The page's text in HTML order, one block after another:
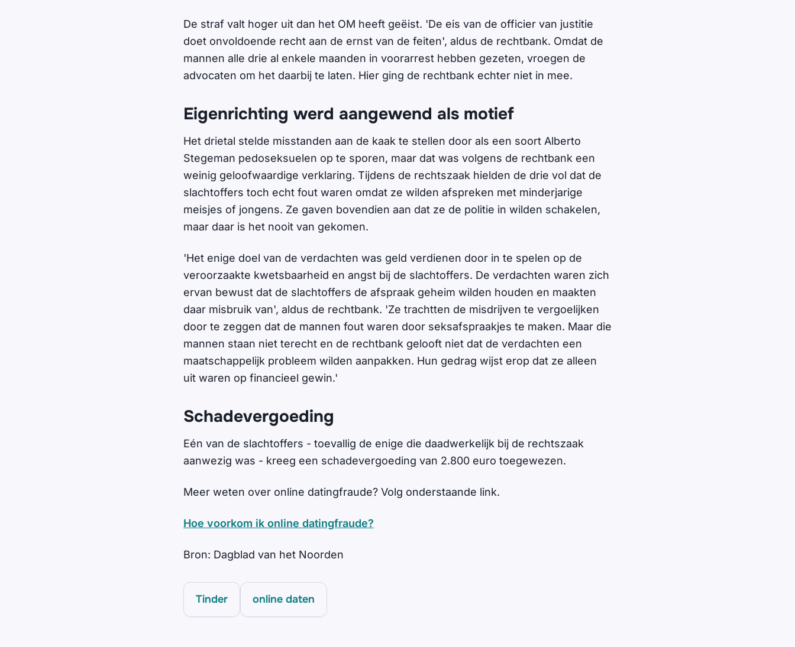
De straf valt hoger uit dan het OM heeft geëist. 'De eis van de officier van justitie
doet onvoldoende recht aan de ernst van de feiten', aldus de rechtbank. Omdat de
mannen alle drie al enkele maanden in voorarrest hebben gezeten, vroegen de
advocaten om het daarbij te laten. Hier ging de rechtbank echter niet in mee.
Eigenrichting werd aangewend als motief
Het drietal stelde misstanden aan de kaak te stellen door als een soort Alberto
Stegeman pedoseksuelen op te sporen, maar dat was volgens de rechtbank een
weinig geloofwaardige verklaring. Tijdens de rechtszaak hielden de drie vol dat de
slachtoffers toch echt fout waren omdat ze wilden afspreken met minderjarige
meisjes of jongens. Ze gaven bovendien aan dat ze de politie in wilden schakelen,
maar daar is het nooit van gekomen.
'Het enige doel van de verdachten was geld verdienen door in te spelen op de
veroorzaakte kwetsbaarheid en angst bij de slachtoffers. De verdachten waren zich
ervan bewust dat de slachtoffers de afspraak geheim wilden houden en maakten
daar misbruik van', aldus de rechtbank. 'Ze trachtten de misdrijven te vergoelijken
door te zeggen dat de mannen fout waren door seksafspraakjes te maken. Maar die
mannen staan niet terecht en de rechtbank gelooft niet dat de verdachten een
maatschappelijk probleem wilden aanpakken. Hun gedrag wijst erop dat ze alleen
uit waren op financieel gewin.'
Schadevergoeding
Eén van de slachtoffers - toevallig de enige die daadwerkelijk bij de rechtszaak
aanwezig was - kreeg een schadevergoeding van 2.800 euro toegewezen.
Meer weten over online datingfraude? Volg onderstaande link.
Hoe voorkom ik online datingfraude?
Bron: Dagblad van het Noorden
Tinder online daten